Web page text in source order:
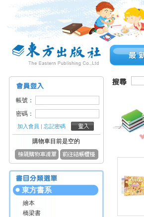
帳號：
密碼：
加入會員 |忘記密碼
購物車目前是空的
東方書系
繪本
橋梁書